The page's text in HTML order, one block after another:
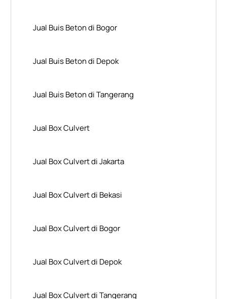
Jual Buis Beton di Bogor
Jual Buis Beton di Depok
Jual Buis Beton di Tangerang
Jual Box Culvert
Jual Box Culvert di Jakarta
Jual Box Culvert di Bekasi
Jual Box Culvert di Bogor
Jual Box Culvert di Depok
Jual Box Culvert di Tangerang